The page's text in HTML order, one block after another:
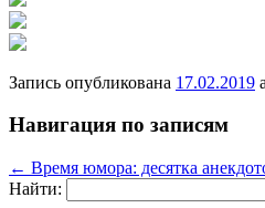
Запись опубликована 17.02.2019
Навигация по записям
← Время юмора: десятка
Найти: